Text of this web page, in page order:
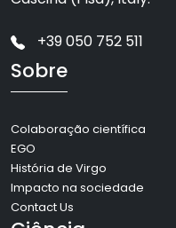
+39 050 752 511
Sobre
Colaboração científica
EGO
História de Virgo
Impacto na sociedade
Contact Us